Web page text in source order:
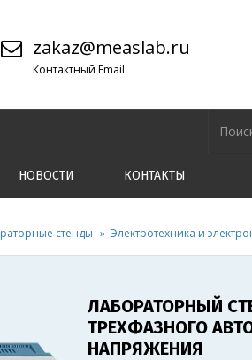
zakaz@measlab.ru
Контактный Email
НОВОСТИ КОНТАКТЫ
стенды Электротехника и
ЛАБОРАТОРНЫЙ
ТРЕХФАЗНОГО
НАПРЯЖЕНИЯ